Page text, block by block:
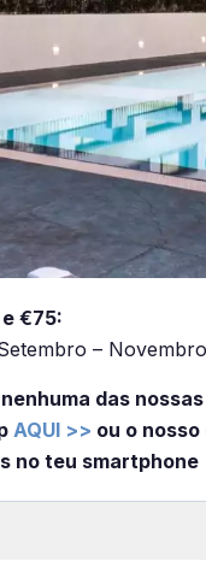
€75:
– Novembro
das
AQUI >> ou o
no teu smartphone